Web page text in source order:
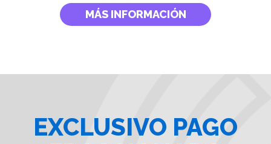
MÁS INFORMACIÓN
EXCLUSIVO PAGO